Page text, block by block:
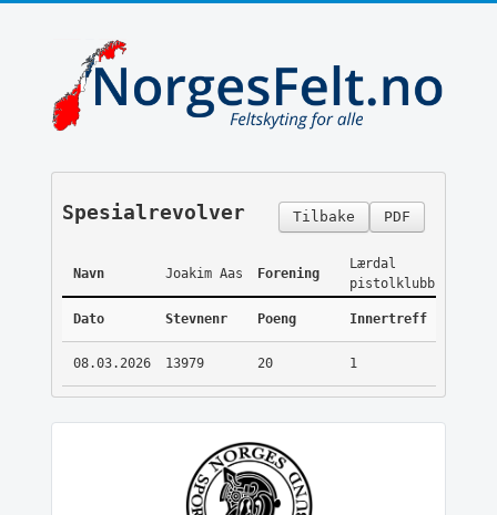
PDF
Tilbake
Spesialrevolver
Navn Joakim Aas Forening
Lærdal
pistolklubb
Dato Stevnenr Poeng Innertreff
08.03.2026 13979 20 1